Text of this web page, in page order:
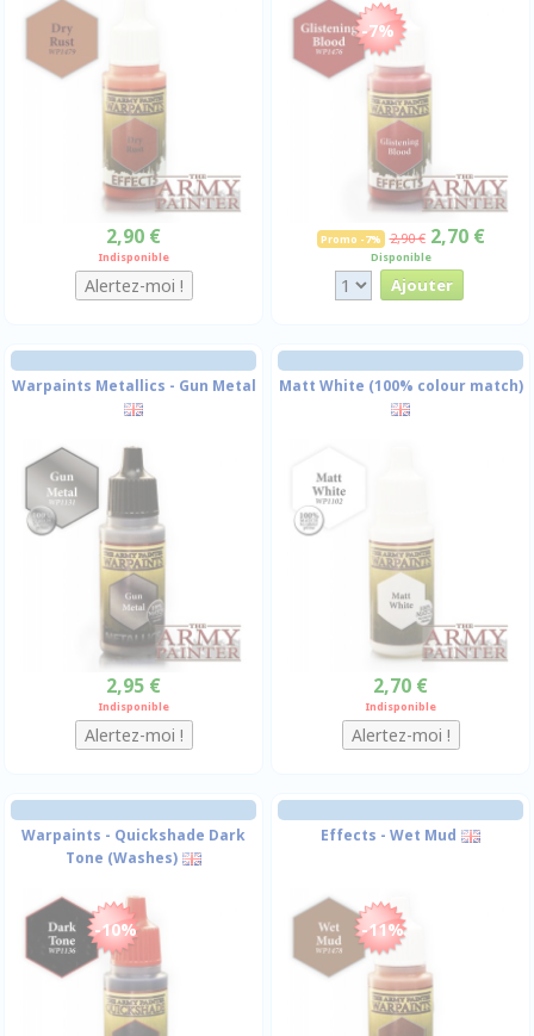
2,90 €
Indisponible
-7%
Promo -7% 2,90 € 2,70 €
Disponible
Warpaints Metallics - Gun Metal
2,95 €
Indisponible
Matt White (100% colour match)
2,70 €
Indisponible
Warpaints - Quickshade Dark
Tone (Washes)
-10%
Effects - Wet Mud
-11%